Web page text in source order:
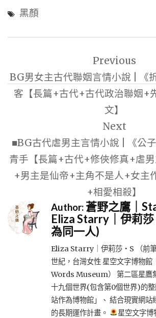
黑顏
導
覽
Previous
BG男女主古代聯姻言情小說 | 《
客【長篇+古代+古代政治聯姻+
文】
Next
■BG古代虐男主言情小說 | 《公
青手【長篇+古代+修俠修真+虐
+男主是仙帝+主角不是人+女主
+相愛相殺】
Author:蒼野之鷹｜
Eliza Starry｜伊莉
為同一人)
Eliza Starry｜伊莉莎・S （前
世紀，台灣女性 星空文字博物
Words Museum） 第二區星鷹
十九個世界(包含第0個世界)的
站作為博物館」、 結合現實網站
的長期運作計畫。
星空文字博